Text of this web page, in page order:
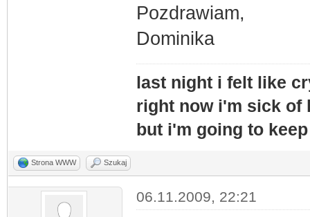
Pozdrawiam,
Dominika
last night i felt like
right now i'm sick of
but i'm going to
Strona WWW Szukaj
06.11.2009, 22:21